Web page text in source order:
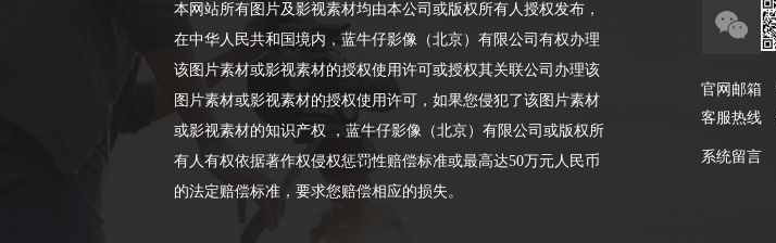
本网站所有图片及影视素材均由本公司或版权所有人授权发布，
在中华人民共和国境内，蓝牛仔影像（北京）有限公司有权办理
该图片素材或影视素材的授权使用许可或授权其关联公司办理该
图片素材或影视素材的授权使用许可，如果您侵犯了该图片素材
或影视素材的知识产权 ，蓝牛仔影像（北京）有限公司或版权所
有人有权依据著作权侵权惩罚性赔偿标准或最高达50万元人民币
的法定赔偿标准，要求您赔偿相应的损失。
官网邮箱
客服热线
系统留言